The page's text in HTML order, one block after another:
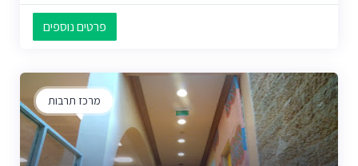
פרטים נוספים
מרכז תרבות